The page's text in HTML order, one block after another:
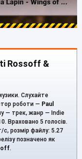
Rossoff &
Слухайте
роботи — Paul
— трек, жанр — Indie
Враховано 5 голосів.
с, розмір файлу: 5.27
позначено як
.